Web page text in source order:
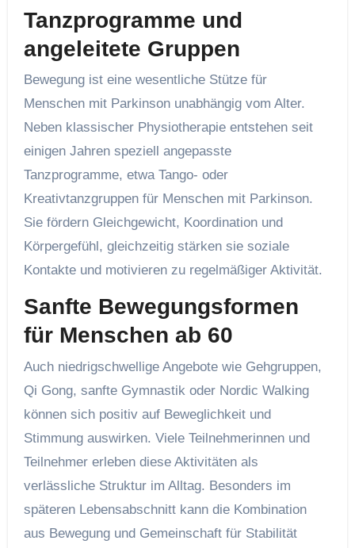
Tanzprogramme und
angeleitete Gruppen
Bewegung ist eine wesentliche Stütze für
Menschen mit Parkinson unabhängig vom Alter.
Neben klassischer Physiotherapie entstehen seit
einigen Jahren speziell angepasste
Tanzprogramme, etwa Tango- oder
Kreativtanzgruppen für Menschen mit Parkinson.
Sie fördern Gleichgewicht, Koordination und
Körpergefühl, gleichzeitig stärken sie soziale
Kontakte und motivieren zu regelmäßiger Aktivität.
Sanfte Bewegungsformen
für Menschen ab 60
Auch niedrigschwellige Angebote wie Gehgruppen,
Qi Gong, sanfte Gymnastik oder Nordic Walking
können sich positiv auf Beweglichkeit und
Stimmung auswirken. Viele Teilnehmerinnen und
Teilnehmer erleben diese Aktivitäten als
verlässliche Struktur im Alltag. Besonders im
späteren Lebensabschnitt kann die Kombination
aus Bewegung und Gemeinschaft für Stabilität